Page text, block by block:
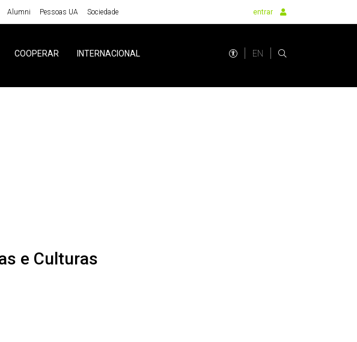
Alumni Pessoas UA Sociedade entrar
COOPERAR INTERNACIONAL EN
e Culturas